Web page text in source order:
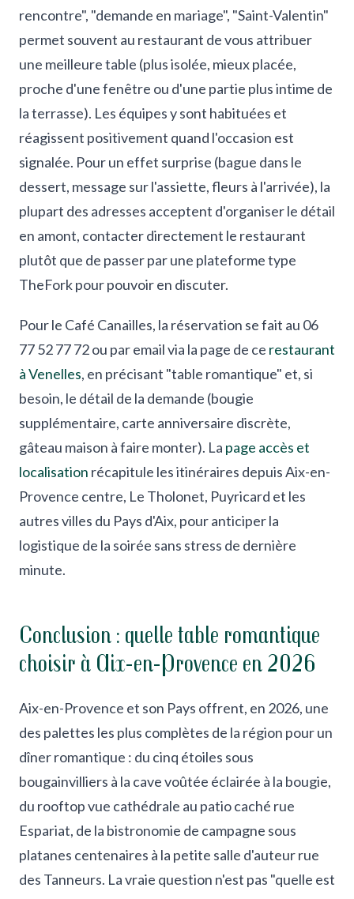
rencontre", "demande en mariage", "Saint-Valentin"
permet souvent au restaurant de vous attribuer
une meilleure table (plus isolée, mieux placée,
proche d'une fenêtre ou d'une partie plus intime de
la terrasse). Les équipes y sont habituées et
réagissent positivement quand l'occasion est
signalée. Pour un effet surprise (bague dans le
dessert, message sur l'assiette, fleurs à l'arrivée), la
plupart des adresses acceptent d'organiser le détail
en amont, contacter directement le restaurant
plutôt que de passer par une plateforme type
TheFork pour pouvoir en discuter.
Pour le Café Canailles, la réservation se fait au 06
77 52 77 72 ou par email via la page de ce restaurant
à Venelles, en précisant "table romantique" et, si
besoin, le détail de la demande (bougie
supplémentaire, carte anniversaire discrète,
gâteau maison à faire monter). La page accès et
localisation récapitule les itinéraires depuis Aix-en-
Provence centre, Le Tholonet, Puyricard et les
autres villes du Pays d'Aix, pour anticiper la
logistique de la soirée sans stress de dernière
minute.
Conclusion : quelle table romantique
choisir à Aix-en-Provence en 2026
Aix-en-Provence et son Pays offrent, en 2026, une
des palettes les plus complètes de la région pour un
dîner romantique : du cinq étoiles sous
bougainvilliers à la cave voûtée éclairée à la bougie,
du rooftop vue cathédrale au patio caché rue
Espariat, de la bistronomie de campagne sous
platanes centenaires à la petite salle d'auteur rue
des Tanneurs. La vraie question n'est pas "quelle est